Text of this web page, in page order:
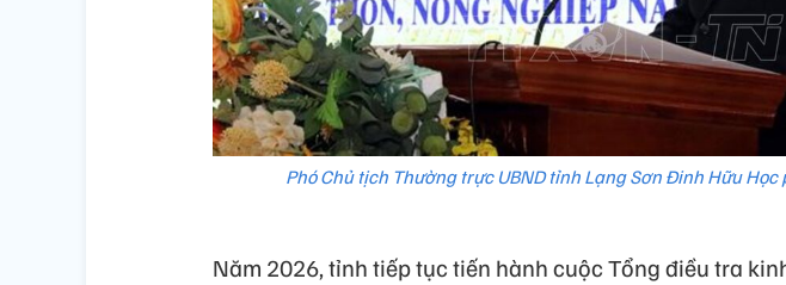
Phó Chủ tịch Thường trực UBND tỉnh Lạng Sơn Đinh Hữu
Năm 2026, tỉnh tiếp tục tiến hành cuộc Tổng điều tra